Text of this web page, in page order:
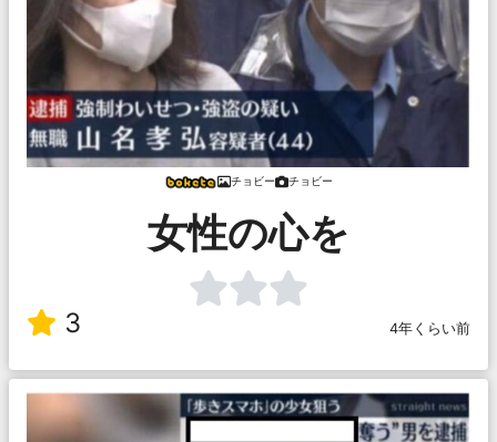
チョビー チョビー
女性の心を
3 4年くらい前